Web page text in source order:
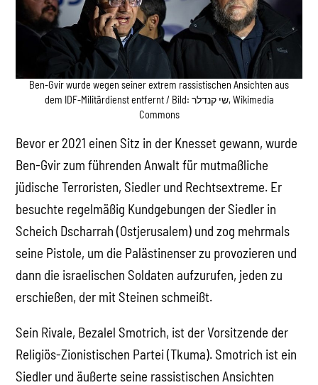
Ben-Gvir wurde wegen seiner extrem rassistischen Ansichten aus
dem IDF-Militärdienst entfernt / Bild: שי קנדלר, Wikimedia
Commons
Bevor er 2021 einen Sitz in der Knesset gewann, wurde
Ben-Gvir zum führenden Anwalt für mutmaßliche
jüdische Terroristen, Siedler und Rechtsextreme. Er
besuchte regelmäßig Kundgebungen der Siedler in
Scheich Dscharrah (Ostjerusalem) und zog mehrmals
seine Pistole, um die Palästinenser zu provozieren und
dann die israelischen Soldaten aufzurufen, jeden zu
erschießen, der mit Steinen schmeißt.
Sein Rivale, Bezalel Smotrich, ist der Vorsitzende der
Religiös-Zionistischen Partei (Tkuma). Smotrich ist ein
Siedler und äußerte seine rassistischen Ansichten